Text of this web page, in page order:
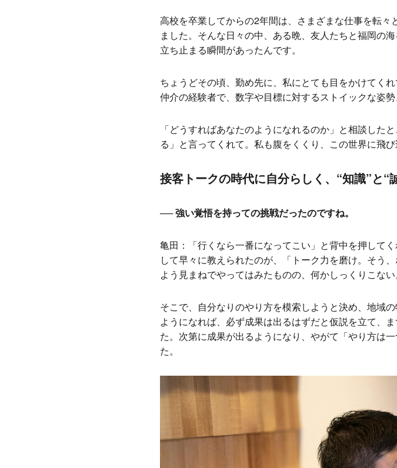
高校を卒業してからの2年間は、さまざまな仕事を転
ました。そんな日々の中、ある晩、友人たちと福岡の
立ち止まる瞬間があったんです。
ちょうどその頃、勤め先に、私にとても目をかけてく
仲介の経験者で、数字や目標に対するストイックな姿
「どうすればあなたのようになれるのか」と相談した
る」と言ってくれて。私も腹をくくり、この世界に飛
接客トークの時代に自分らしく、“知識”と“
── 強い覚悟を持っての挑戦だったのですね。
亀田：「行くなら一番になってこい」と背中を押して
して早々に教えられたのが、「トーク力を磨け。そう
よう見まねでやってはみたものの、何かしっくりこない
そこで、自分なりのやり方を模索しようと決め、地域
ようになれば、必ず成果は出るはずだと仮説を立て、
た。次第に成果が出るようになり、やがて「やり方は
た。